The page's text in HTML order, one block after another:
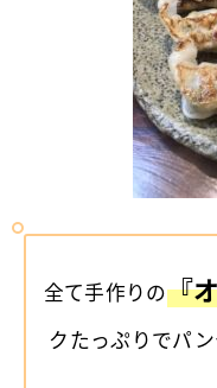
全て手作りの『
クたっぷりでパ